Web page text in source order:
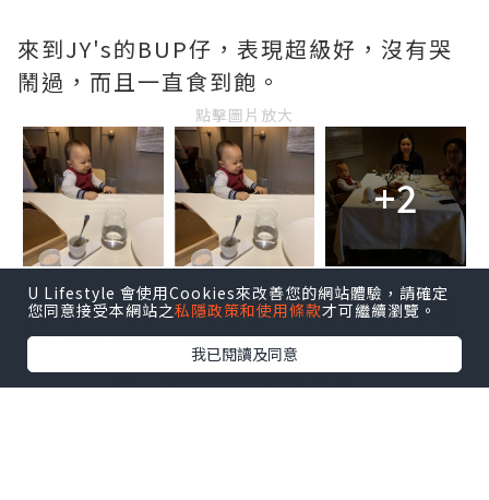
來到JY's的BUP仔，表現超級好，沒有哭
鬧過，而且一直食到飽。
點擊圖片放大
+2
Amuses Bouche其中一款是芝士脆脆好
吃到不得了，香脆之餘還有滿口的芝士
味，連BUP仔都搶著要。
U Lifestyle 會使用Cookies來改善您的網站體驗，請確定
您同意接受本網站之私隱政策和使用條款才可繼續瀏覽。
我已閱讀及同意